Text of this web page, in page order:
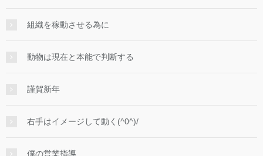
組織を稼動させる為に
動物は現在と本能で判断する
謹賀新年
右手はイメージして動く(^0^)/
僕の営業指導